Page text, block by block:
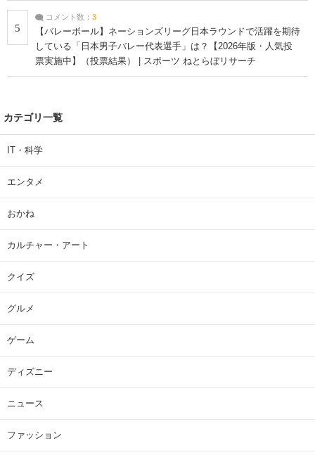
5
コメント数： 3
【バレーボール】ネーションズリーグ日本ラウンドで活躍を期待
している「日本男子バレー代表選手」は？【2026年版・人気投
票実施中】（投票結果） | スポーツ ねとらぼリサーチ
カテゴリ一覧
IT・科学
エンタメ
おかね
カルチャー・アート
クイズ
グルメ
ゲーム
ディズニー
ニュース
ファッション